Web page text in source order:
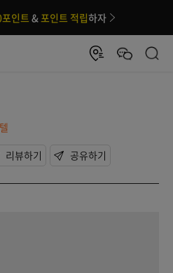
인트 &포인트 적립하자
리뷰하기 공유하기